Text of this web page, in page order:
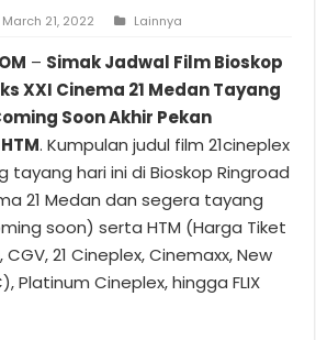
March 21, 2022 Lainnya
– Simak Jadwal Film Bioskop
XXI Cinema 21 Medan Tayang
Soon Akhir Pekan
. Kumpulan judul film 21cineplex
tayang hari ini di Bioskop Ringroad
21 Medan dan segera tayang
soon) serta HTM (Harga Tiket
21 Cineplex, Cinemaxx, New
Platinum Cineplex, hingga FLIX